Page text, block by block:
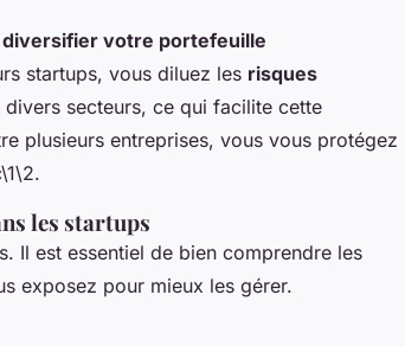
diversifier votre portefeuille
startups, vous diluez les risques
secteurs, ce qui facilite cette
plusieurs entreprises, vous vous protégez
les startups
Il est essentiel de bien comprendre les
exposez pour mieux les gérer.